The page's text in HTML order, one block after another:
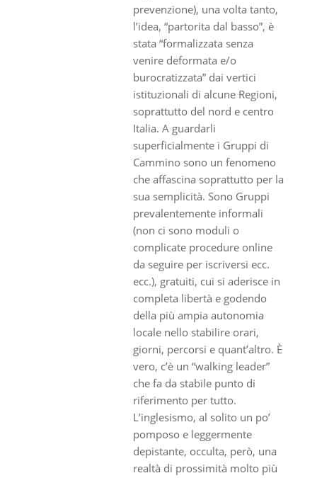
prevenzione), una volta tanto,
l’idea, “partorita dal basso”, è
stata “formalizzata senza
venire deformata e/o
burocratizzata” dai vertici
istituzionali di alcune Regioni,
soprattutto del nord e centro
Italia. A guardarli
superficialmente i Gruppi di
Cammino sono un fenomeno
che affascina soprattutto per la
sua semplicità. Sono Gruppi
prevalentemente informali
(non ci sono moduli o
complicate procedure online
da seguire per iscriversi ecc.
ecc.), gratuiti, cui si aderisce in
completa libertà e godendo
della più ampia autonomia
locale nello stabilire orari,
giorni, percorsi e quant’altro. È
vero, c’è un “walking leader”
che fa da stabile punto di
riferimento per tutto.
L’inglesismo, al solito un po’
pomposo e leggermente
depistante, occulta, però, una
realtà di prossimità molto più